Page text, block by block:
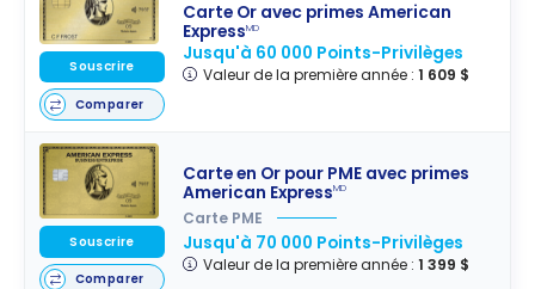
Carte Or avec primes American
ExpressMD
Jusqu'à 60 000 Points-Privilèges
Valeur de la première année : 1 609 $
Souscrire
Comparer
Carte en Or pour PME avec primes
American ExpressMD
Carte PME
Jusqu'à 70 000 Points-Privilèges
Valeur de la première année : 1 399 $
Souscrire
Comparer